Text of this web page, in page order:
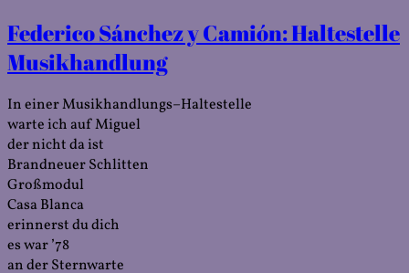
Federico Sánchez y Camión: Haltestelle
Musikhandlung
In einer Musikhandlungs–Haltestelle
warte ich auf Miguel
der nicht da ist
Brandneuer Schlitten
Großmodul
Casa Blanca
erinnerst du dich
es war ’78
an der Sternwarte